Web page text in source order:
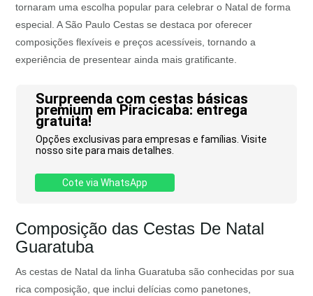
tornaram uma escolha popular para celebrar o Natal de forma
especial. A São Paulo Cestas se destaca por oferecer
composições flexíveis e preços acessíveis, tornando a
experiência de presentear ainda mais gratificante.
Surpreenda com cestas básicas
premium em Piracicaba: entrega
gratuita!
Opções exclusivas para empresas e famílias. Visite
nosso site para mais detalhes.
Cote via WhatsApp
Composição das Cestas De Natal
Guaratuba
As cestas de Natal da linha Guaratuba são conhecidas por sua
rica composição, que inclui delícias como panetones,